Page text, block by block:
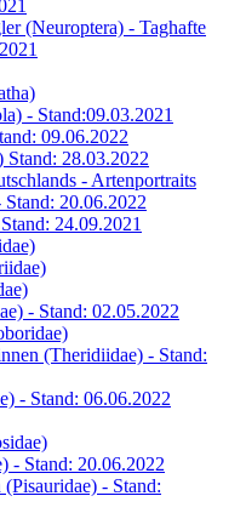
(Neuroptera) - Taghafte
- Stand:09.03.2021
09.06.2022
28.03.2022
- Artenportraits
20.06.2022
24.09.2021
- Stand: 02.05.2022
(Theridiidae) - Stand:
- Stand: 06.06.2022
- Stand: 20.06.2022
- Stand: